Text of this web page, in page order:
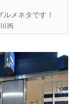
メネタです！
西...